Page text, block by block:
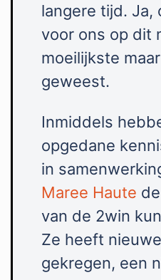
langere tijd. Ja,
voor ons op dit
moeilijkste
geweest.
Inmiddels
opgedane
in
Maree Haute
van de 2win
Ze heeft
gekregen, een